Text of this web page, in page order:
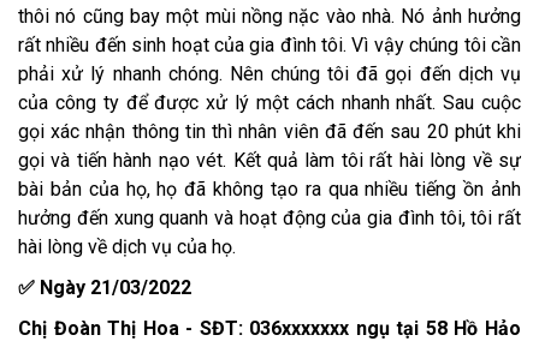
thôi nó cũng bay một mùi nồng nặc vào nhà. Nó ảnh hưởng
rất nhiều đến sinh hoạt của gia đình tôi. Vì vậy chúng tôi cần
phải xử lý nhanh chóng. Nên chúng tôi đã gọi đến dịch vụ
của công ty để được xử lý một cách nhanh nhất. Sau cuộc
gọi xác nhận thông tin thì nhân viên đã đến sau 20 phút khi
gọi và tiến hành nạo vét. Kết quả làm tôi rất hài lòng về sự
bài bản của họ, họ đã không tạo ra qua nhiều tiếng ồn ảnh
hưởng đến xung quanh và hoạt động của gia đình tôi, tôi rất
hài lòng về dịch vụ của họ.
✅ Ngày 21/03/2022
Chị Đoàn Thị Hoa - SĐT: 036xxxxxxx ngụ tại 58 Hồ Hảo